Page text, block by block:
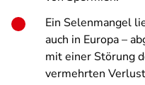
Ein Selenmangel
auch in Europa –
mit einer Störung
vermehrten